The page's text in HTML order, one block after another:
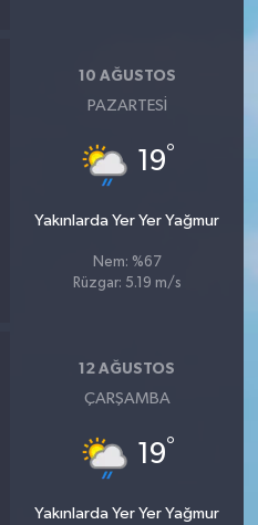
10 AĞUSTOS
PAZARTESI
19°
Yakınlarda Yer Yer Yağmur
Nem: %67
Rüzgar: 5.19 m/s
12 AĞUSTOS
ÇARŞAMBA
19°
Yakınlarda Yer Yer Yağmur